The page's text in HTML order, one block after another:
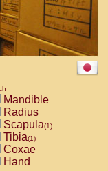
Mandible
Radius
Scapula(1)
Tibia(1)
Coxae
Hand